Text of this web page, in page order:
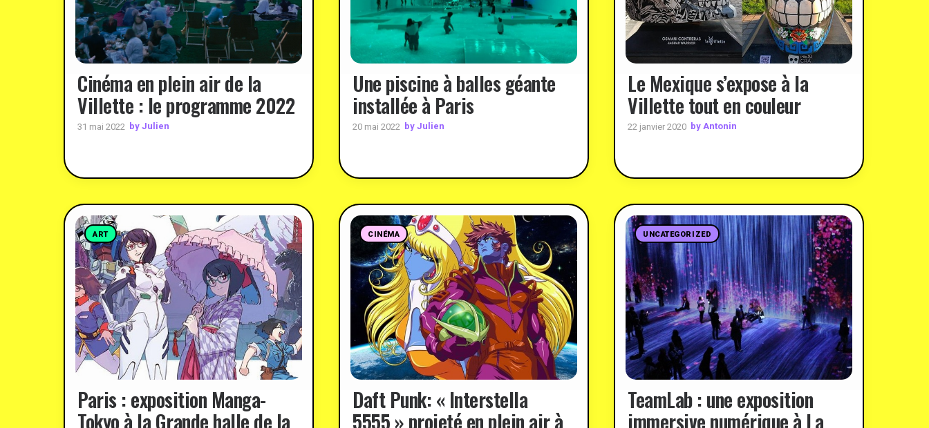
Cinéma en plein air de la
Villette : le programme 2022
31 mai 2022 by Julien
Une piscine à balles géante
installée à Paris
20 mai 2022 by Julien
Le Mexique s’expose à la
Villette tout en couleur
22 janvier 2020 by Antonin
ART
Paris : exposition Manga-
Tokyo à la Grande halle de la
CINÉMA
Daft Punk: « Interstella
5555 » projeté en plein air à
UNCATEGORIZED
TeamLab : une exposition
immersive numérique à La